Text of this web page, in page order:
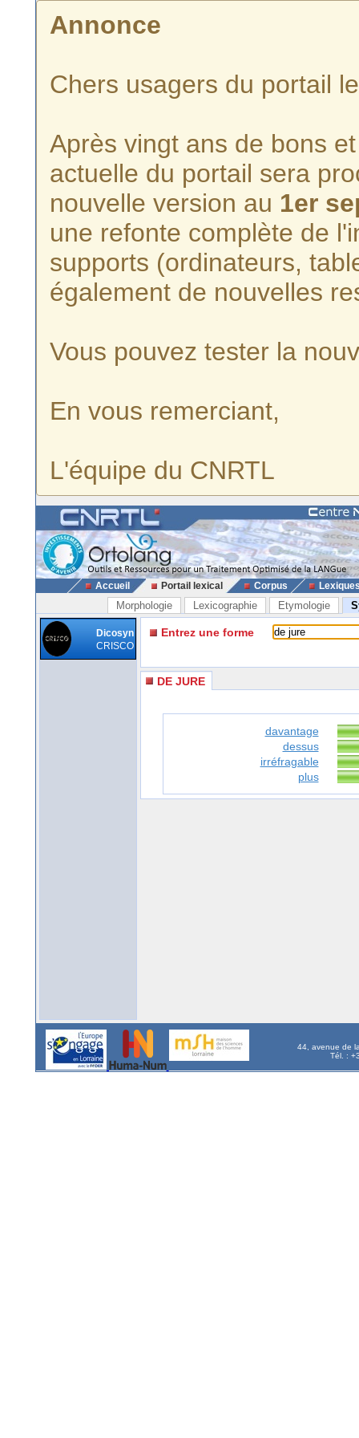
Annonce
Chers usagers du portail
Après vingt ans de bons
actuelle du portail sera
nouvelle version au 1er
une refonte complète de
supports (ordinateurs,
également de nouvelles
Vous pouvez tester la
En vous remerciant,
L'équipe du CNRTL
Accueil Portail lexical Corpus
Morphologie Lexicographie Etymologie
Dicosyn
CRISCO
Entrez une forme
DE JURE
davantage
dessus
irréfragable
plus
44, avenue de
Tél. :